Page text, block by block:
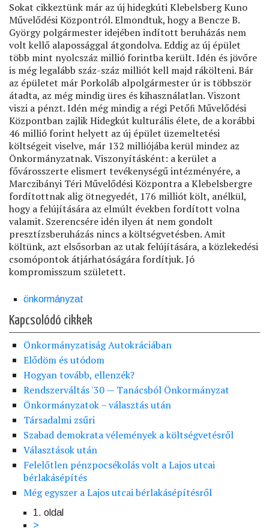
Sokat cikkeztünk már az új hidegkúti Klebelsberg Kuno
Művelődési Központról. Elmondtuk, hogy a Bencze B.
György polgármester idejében indított beruházás nem
volt kellő alapossággal átgondolva. Eddig az új épület
több mint nyolcszáz millió forintba került. Idén és jövőre
is még legalább száz-száz milliót kell majd rákölteni. Bár
az épületet már Porkoláb alpolgármester úr is többször
átadta, az még mindig üres és kihasználatlan. Viszont
viszi a pénzt. Idén még mindig a régi Petőﬁ Művelődési
Központban zajlik Hidegkút kulturális élete, de a korábbi
46 millió forint helyett az új épület üzemeltetési
költségeit viselve, már 132 milliójába kerül mindez az
Önkormányzatnak. Viszonyításként: a kerület a
fővárosszerte elismert tevékenységű intézményére, a
Marczibányi Téri Művelődési Központra a Klebelsbergre
fordítottnak alig ötnegyedét, 176 milliót költ, anélkül,
hogy a felújítására az elmúlt években fordított volna
valamit. Szerencsére idén ilyen át nem gondolt
presztízsberuházás nincs a költségvetésben. Amit
költünk, azt elsősorban az utak felújítására, a közlekedési
csomópontok átjárhatóságára fordítjuk. Jó
kompromisszum született.
önkormányzat
Kapcsolódó cikkek
Önkormányzatiság Autokráciában
Elődöm és utódom
Hogyan tovább, ellenzék?
Rendszerváltás '30 — Tanácsból Önkormányzat
Önkormányzatok – választás után
Társadalmi zsűri
Szabad demokrata vélemények a költségvetésről
Választások után
Felelőtlen pénzpocsékolás volt a Lajos utcai
bérlakásépítés
Még egyszer a Lajos utcai bérlakásépítésről
Oldalszámozás
1. oldal
Következő
>